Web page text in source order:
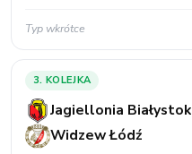
Typ wkrótce
3. KOLEJKA
Jagiellonia Białystok
Widzew Łódź